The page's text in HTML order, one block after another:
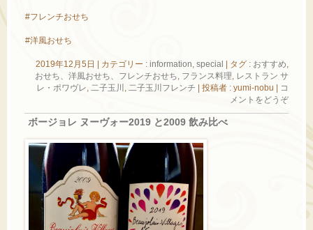
#フレンチおせち
#洋風おせち
2019年12月5日 カテゴリー : information, special タグ : おすすめ,
おせち、洋風おせち、フレンチおせち, フランス料理, レストラン サ
レ・ポワヴレ, 二子玉川 , 二子玉川フレンチ 投稿者 : yumi-nobu
コ
メントをどうぞ
ボージョレ ヌーヴォー2019 と2009 飲み比べ